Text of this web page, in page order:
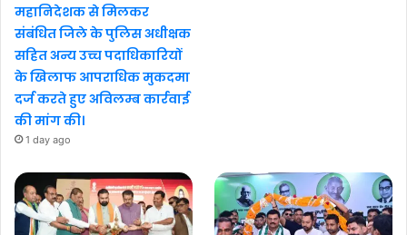
महानिदेशक से मिलकर
संबंधित जिले के पुलिस अधीक्षक
सहित अन्य उच्च पदाधिकारियों
के खिलाफ आपराधिक मुकदमा
दर्ज करते हुए अविलम्ब कार्रवाई
की मांग की।
1 day ago